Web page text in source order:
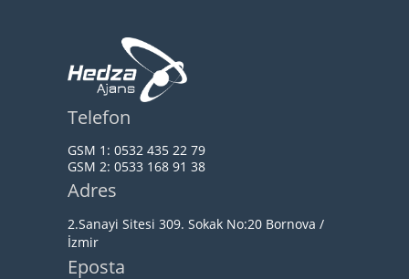
Telefon
GSM 1: 0532 435 22 79
GSM 2: 0533 168 91 38
Adres
2.Sanayi Sitesi 309. Sokak No:20 Bornova /
İzmir
Eposta